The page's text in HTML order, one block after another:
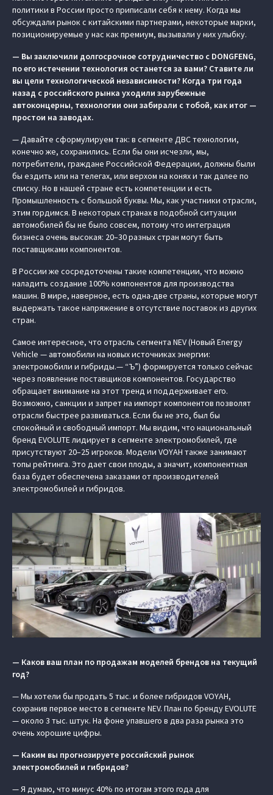
политики в России просто приписали себя к нему. Когда мы
обсуждали рынок с китайскими партнерами, некоторые марки,
позиционируемые у нас как премиум, вызывали у них улыбку.
— Вы заключили долгосрочное сотрудничество с DONGFENG,
по его истечении технология останется за вами? Ставите ли
вы цели технологической независимости? Когда три года
назад с российского рынка уходили зарубежные
автоконцерны, технологии они забирали с тобой, как итог —
простои на заводах.
— Давайте сформулируем так: в сегменте ДВС технологии,
конечно же, сохранились. Если бы они исчезли, мы,
потребители, граждане Российской Федерации, должны были
бы ездить или на телегах, или верхом на конях и так далее по
списку. Но в нашей стране есть компетенции и есть
Промышленность с большой буквы. Мы, как участники отрасли,
этим гордимся. В некоторых странах в подобной ситуации
автомобилей бы не было совсем, потому что интеграция
бизнеса очень высокая: 20–30 разных стран могут быть
поставщиками компонентов.
В России же сосредоточены такие компетенции, что можно
наладить создание 100% компонентов для производства
машин. В мире, наверное, есть одна-две страны, которые могут
выдержать такое напряжение в отсутствие поставок из других
стран.
Самое интересное, что отрасль сегмента NEV (Новый Energy
Vehicle — автомобили на новых источниках энергии:
электромобили и гибриды.— “Ъ”) формируется только сейчас
через появление поставщиков компонентов. Государство
обращает внимание на этот тренд и поддерживает его.
Возможно, санкции и запрет на импорт компонентов позволят
отрасли быстрее развиваться. Если бы не это, был бы
спокойный и свободный импорт. Мы видим, что национальный
бренд EVOLUTE лидирует в сегменте электромобилей, где
присутствуют 20–25 игроков. Модели VOYAH также занимают
топы рейтинга. Это дает свои плоды, а значит, компонентная
база будет обеспечена заказами от производителей
электромобилей и гибридов.
— Каков ваш план по продажам моделей брендов на текущий
год?
— Мы хотели бы продать 5 тыс. и более гибридов VOYAH,
сохранив первое место в сегменте NEV. План по бренду EVOLUTE
— около 3 тыс. штук. На фоне упавшего в два раза рынка это
очень хорошие цифры.
— Каким вы прогнозируете российский рынок
электромобилей и гибридов?
— Я думаю, что минус 40% по итогам этого года для